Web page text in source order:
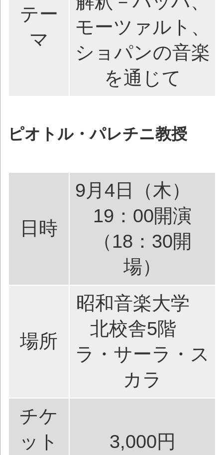
テー
マ
モーツァルト、
ショパンの音楽
を通じて
ピオトル・パレチニ教授
日時
9月4日（木）
19：00開演
（18：30開
場）
場所
昭和音楽大学
北校舎5階
ラ・サーラ・ス
カラ
チケ
ット
3,000円